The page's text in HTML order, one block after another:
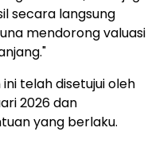
secara langsung
mendorong valuasi
telah disetujui oleh
2026 dan
yang berlaku.